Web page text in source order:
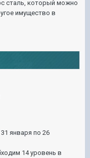
сталь, который можно
имущество в
января по 26
14 уровень в